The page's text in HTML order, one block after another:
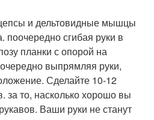
и дельтовидные мышцы
поочередно сгибая руки в
планки с опорой на
выпрямляя руки,
Сделайте 10-12
за то, насколько хорошо вы
Ваши руки не станут